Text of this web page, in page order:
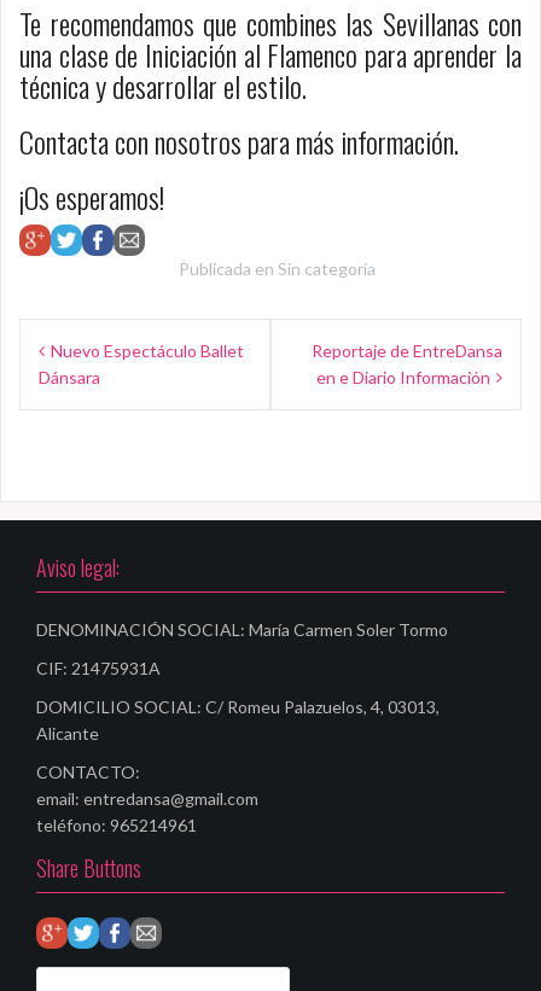
Te recomendamos que combines las Sevillanas con
una clase de Iniciación al Flamenco para aprender la
técnica y desarrollar el estilo.
Contacta con nosotros para más información.
¡Os esperamos!
Publicada en Sin categoría
g
Nuevo Espectáculo Ballet
Dánsara
Reportaje de EntreDansa
en e Diario Información
Aviso legal:
DENOMINACIÓN SOCIAL: María Carmen Soler Tormo
CIF: 21475931A
DOMICILIO SOCIAL: C/ Romeu Palazuelos, 4, 03013,
Alicante
CONTACTO:
email: entredansa@gmail.com
teléfono: 965214961
Share Buttons